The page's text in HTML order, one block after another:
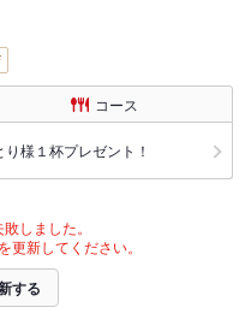
コース
様１杯プレゼント！
しました。
新してください。
する